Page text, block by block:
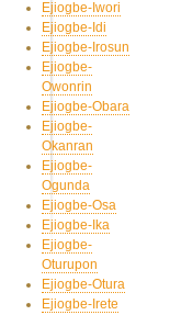
Ejiogbe-Iwori
Ejiogbe-Idi
Ejiogbe-Irosun
Ejiogbe-
Owonrin
Ejiogbe-Obara
Ejiogbe-
Okanran
Ejiogbe-
Ogunda
Ejiogbe-Osa
Ejiogbe-Ika
Ejiogbe-
Oturupon
Ejiogbe-Otura
Ejiogbe-Irete